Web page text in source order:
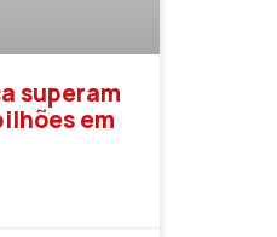
superam
em